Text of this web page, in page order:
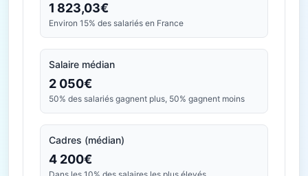
1 823,03€
Environ 15% des salariés en France
Salaire médian
2 050€
50% des salariés gagnent plus, 50% gagnent moins
Cadres (médian)
4 200€